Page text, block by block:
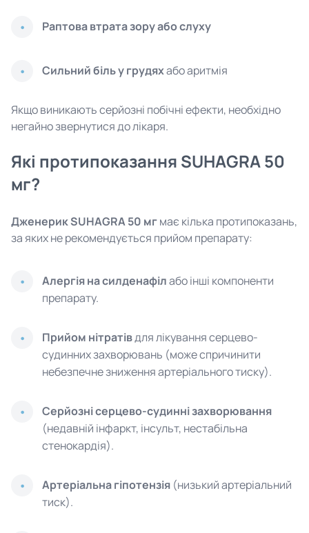
Раптова втрата зору або слуху
Сильний біль у грудяхабо аритмія
Якщо виникають серйозні побічні ефекти, необхідно
негайно звернутися до лікаря.
Які протипоказання SUHAGRA 50
мг?
Дженерик SUHAGRA 50 мгмає кілька протипоказань,
за яких не рекомендується прийом препарату:
Алергія на силденафілабо інші компоненти
препарату.
Прийом нітратівдля лікування серцево-
судинних захворювань (може спричинити
небезпечне зниження артеріального тиску).
Серйозні серцево-судинні захворювання
(недавній інфаркт, інсульт, нестабільна
стенокардія).
Артеріальна гіпотензія (низький артеріальний
тиск).